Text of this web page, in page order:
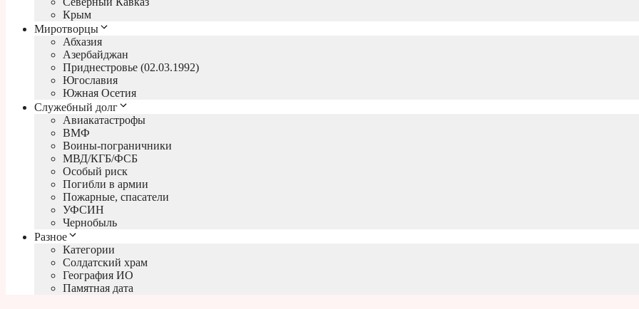
Крым
Миротворцы
Абхазия
Азербайджан
Приднестровье (02.03.1992)
Югославия
Южная Осетия
Служебный долг
Авиакатастрофы
ВМФ
Воины-пограничники
МВД/КГБ/ФСБ
Особый риск
Погибли в армии
Пожарные, спасатели
УФСИН
Чернобыль
Разное
Категории
Солдатский храм
География ИО
Памятная дата